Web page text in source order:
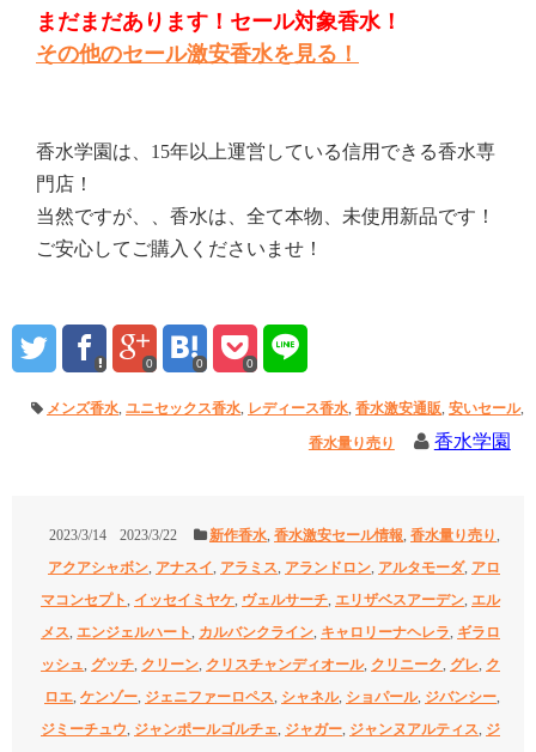
まだまだあります！セール対象香水！
その他のセール激安香水を見る！
香水学園は、15年以上運営している信用できる香水専
門店！
当然ですが、、香水は、全て本物、未使用新品です！
ご安心してご購入くださいませ！
0 0 0
メンズ香水, ユニセックス香水, レディース香水, 香水激安通販, 安いセール,
香水量り売り 香水学園
2023/3/14 2023/3/22 新作香水, 香水激安セール情報, 香水量り売り,
アクアシャボン, アナスイ, アラミス, アランドロン, アルタモーダ, アロ
マコンセプト, イッセイミヤケ, ヴェルサーチ, エリザベスアーデン, エル
メス, エンジェルハート, カルバンクライン, キャロリーナヘレラ, ギラロ
ッシュ, グッチ, クリーン, クリスチャンディオール, クリニーク, グレ, ク
ロエ, ケンゾー, ジェニファーロペス, シャネル, ショパール, ジバンシー,
ジミーチュウ, ジャンポールゴルチェ, ジャガー, ジャンヌアルティス, ジ